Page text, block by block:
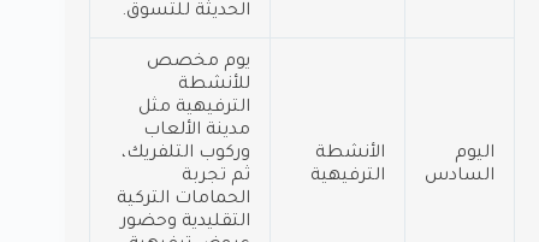
الحديثة للتسوق.
اليوم
السادس
الأنشطة
الترفيهية
يوم مخصص
للأنشطة
الترفيهية مثل
مدينة الألعاب
وركوب التلفريك،
ثم تجربة
الحمامات التركية
التقليدية وحضور